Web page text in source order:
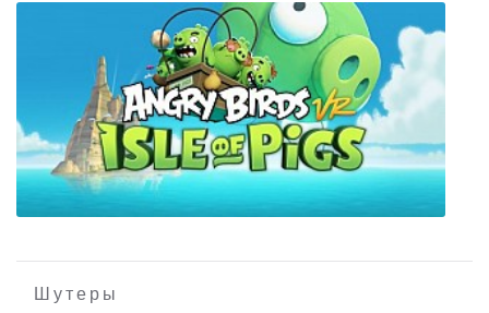
Asterix & Obelix: Slap them All!
Шутеры